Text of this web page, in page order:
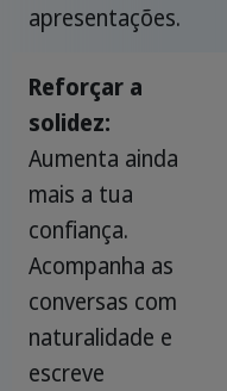
apresentações.
Reforçar a
solidez:
Aumenta ainda
mais a tua
confiança.
Acompanha as
conversas com
naturalidade e
escreve